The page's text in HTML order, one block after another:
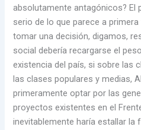
absolutamente antagónicos? El
serio de lo que parece a
tomar una decisión, digamos,
social debería recargarse el
existencia del país, si sobre las
las clases populares y medias,
primeramente optar por las
proyectos existentes en el
inevitablemente haría estallar la